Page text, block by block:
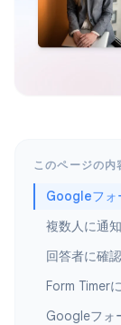
このページの内
Googleフォ
複数人に通
回答者に確
Form Timer
Googleフォ